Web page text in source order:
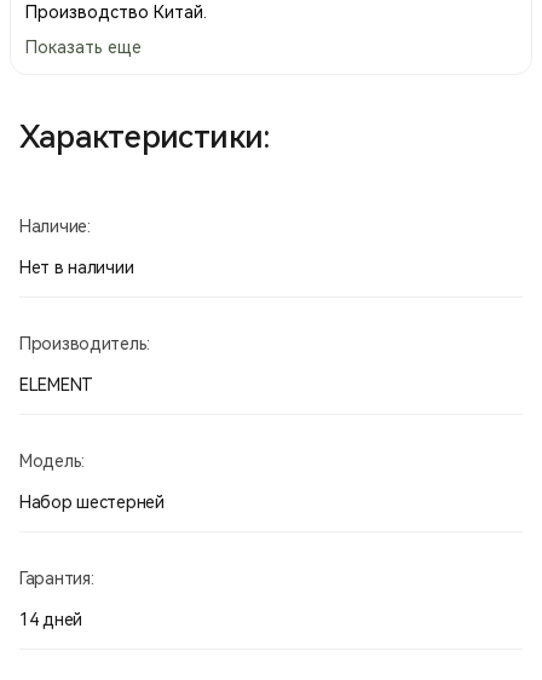
Производство Китай.
Показать еще
Характеристики:
Наличие:
Нет в наличии
Производитель:
ELEMENT
Модель:
Набор шестерней
Гарантия:
14 дней